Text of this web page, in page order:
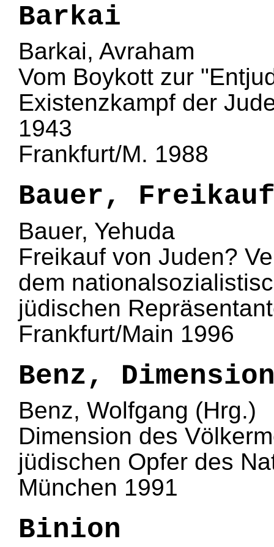
Barkai
Barkai, Avraham
Vom Boykott zur
Existenzkampf der
1943
Frankfurt/M. 1988
Bauer,
Bauer, Yehuda
Freikauf von Juden?
dem
jüdischen
Frankfurt/Main 1996
Benz,
Benz, Wolfgang (Hrg.)
Dimension des
jüdischen Opfer des
München 1991
Binion